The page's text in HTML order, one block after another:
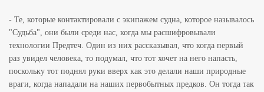
- Те, которые контактировали с экипажем судна, которое называлось
"Судьба", они были среди нас, когда мы расшифровывали
технологии Предтеч. Один из них рассказывал, что когда первый
раз увидел человека, то подумал, что тот хочет на него напасть,
поскольку тот поднял руки вверх как это делали наши природные
враги, когда нападали на наших первобытных предков. Он тогда так